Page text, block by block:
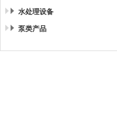
水处理设备
泵类产品